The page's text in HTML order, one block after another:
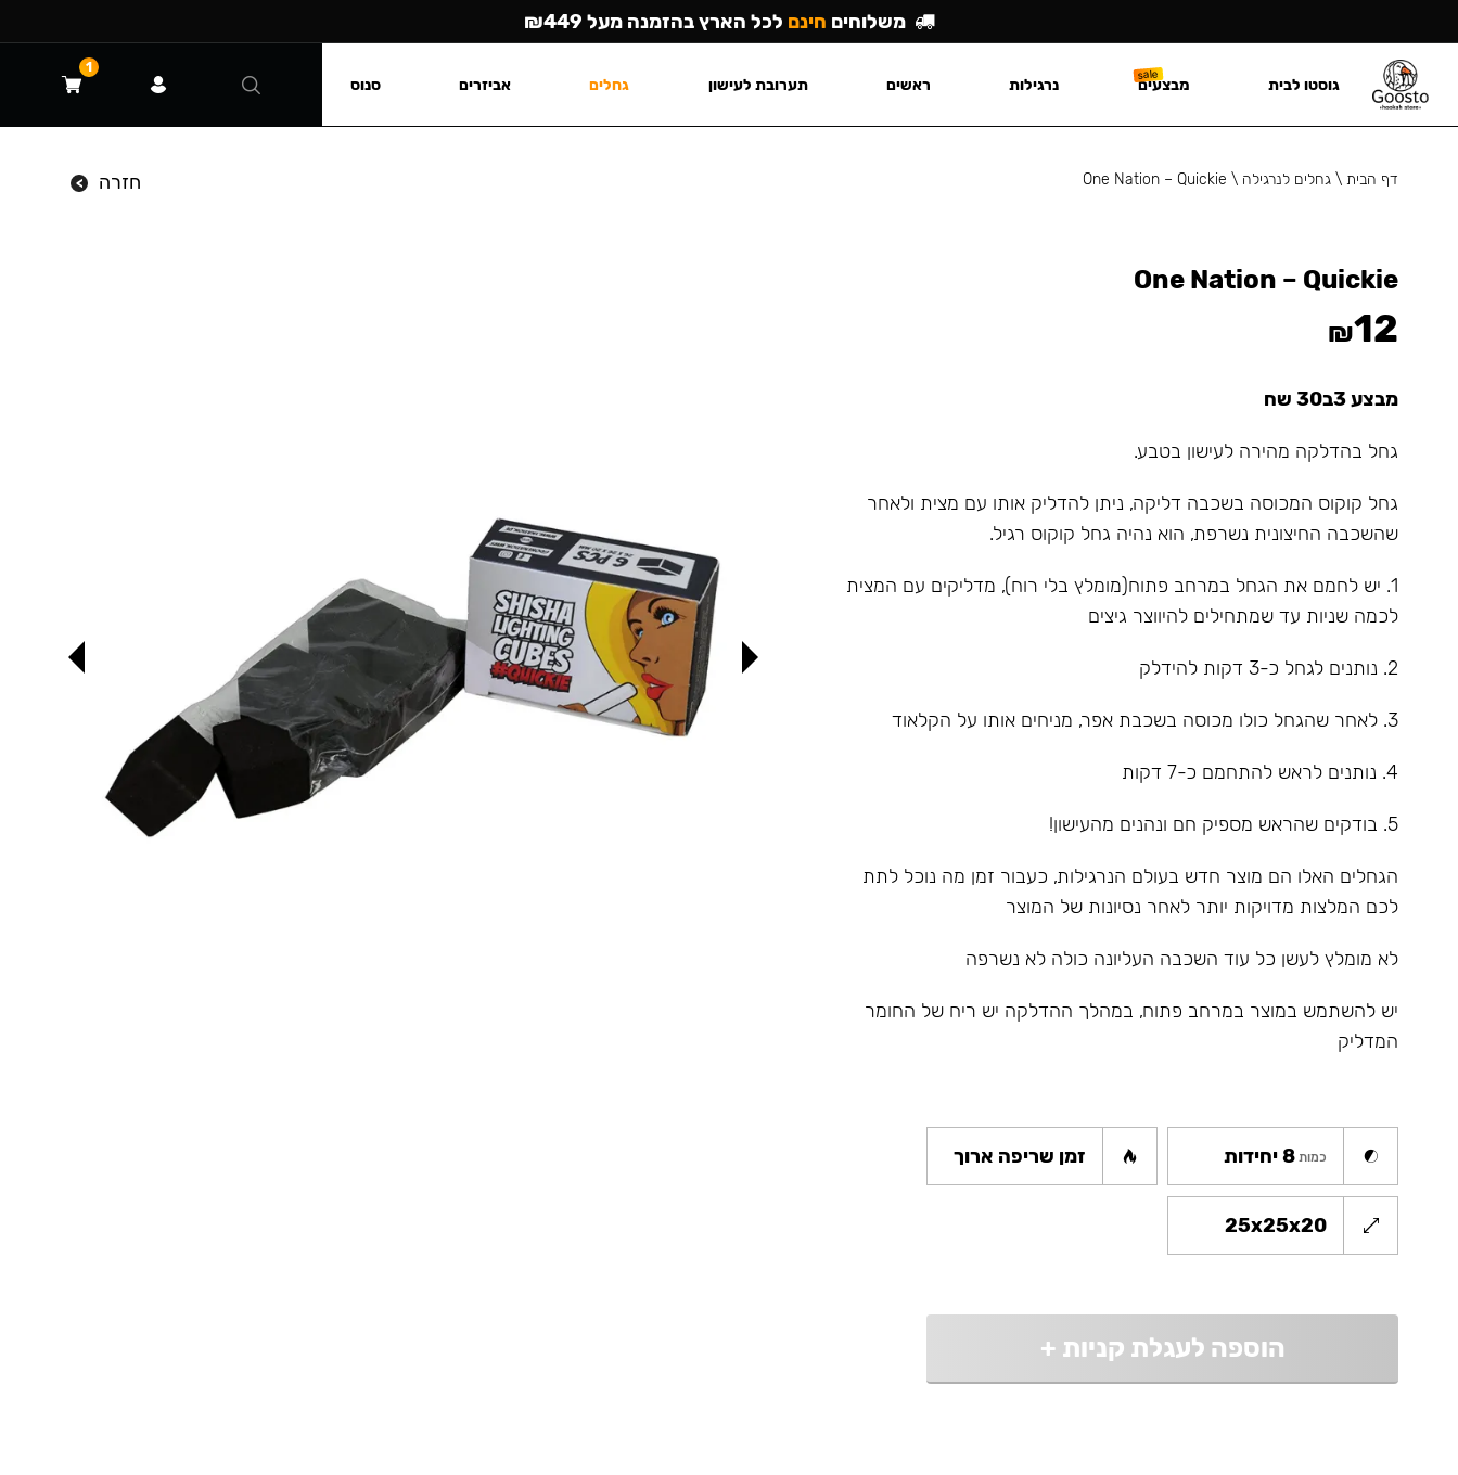
דף הבית \ גחלים לנרגילה \
One Nation – Quickie חזרה
One Nation – Quickie
₪12
מבצע 3ב30 שח
גחל בהדלקה מהירה לעישון בטבע.
גחל קוקוס המכוסה בשכבה דליקה, ניתן להדליק אותו עם מצית ולאחר
שהשכבה החיצונית נשרפת, הוא נהיה גחל קוקוס רגיל.
1.⁠ ⁠יש לחמם את הגחל במרחב פתוח(מומלץ בלי רוח), מדליקים עם המצית
לכמה שניות עד שמתחילים להיווצר גיצים
2.⁠ ⁠⁠נותנים לגחל כ-3 דקות להידלק
3.⁠ ⁠⁠לאחר שהגחל כולו מכוסה בשכבת אפר, מניחים אותו על הקלאוד
4.⁠ ⁠⁠נותנים לראש להתחמם כ-7 דקות
5.⁠ ⁠⁠בודקים שהראש מספיק חם ונהנים מהעישון!
הגחלים האלו הם מוצר חדש בעולם הנרגילות, כעבור זמן מה נוכל לתת
לכם המלצות מדויקות יותר לאחר נסיונות של המוצר
לא מומלץ לעשן כל עוד השכבה העליונה כולה לא נשרפה
יש להשתמש במוצר במרחב פתוח, במהלך ההדלקה יש ריח של החומר
המדליק
כמות 8 יחידות זמן שריפה ארוך
25x25x20
הוספה לעגלת קניות +
משלוחים חינם לכל הארץ בהזמנה מעל ₪449
גוסטו לבית מבצעים נרגילות ראשים תערובת לעישון גחלים אביזרים סנוס
1